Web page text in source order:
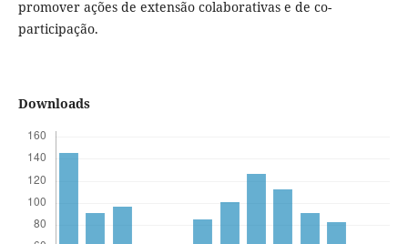
promover ações de extensão colaborativas e de co-
participação.
Downloads